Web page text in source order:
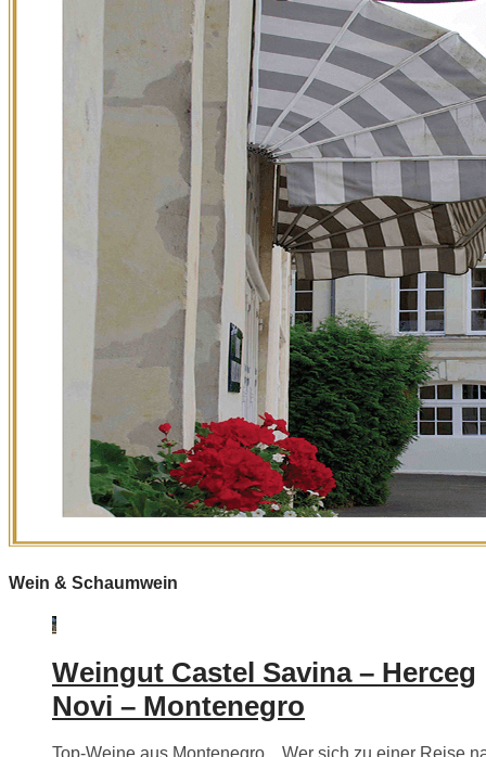
Wein & Schaumwein
Weingut Castel Savina – Herceg
Novi – Montenegro
Top-Weine aus Montenegro…Wer sich zu einer Reise